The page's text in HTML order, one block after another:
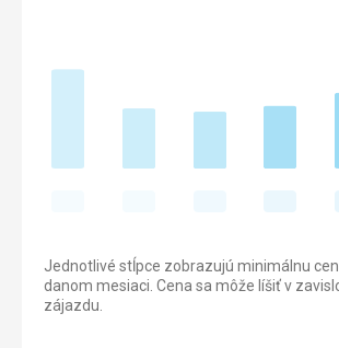
Jednotlivé stĺpce zobrazujú minimálnu
danom mesiaci. Cena sa môže líšiť v
zájazdu.